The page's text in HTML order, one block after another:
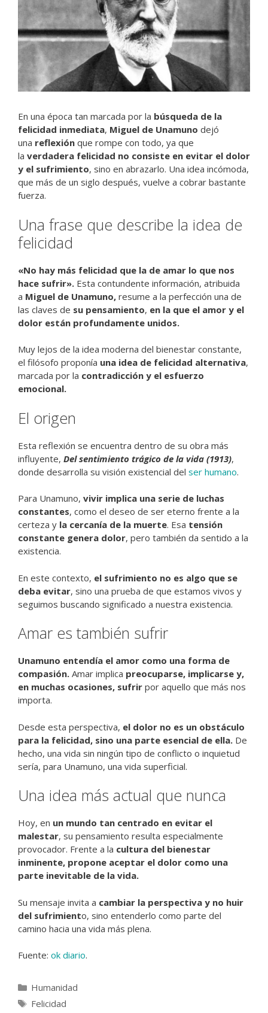
En una época tan marcada por la búsqueda de la
felicidad inmediata, Miguel de Unamuno dejó
una reflexión que rompe con todo, ya que
la verdadera felicidad no consiste en evitar el dolor
y el sufrimiento, sino en abrazarlo. Una idea incómoda,
que más de un siglo después, vuelve a cobrar bastante
fuerza.
Una frase que describe la idea de
felicidad
«No hay más felicidad que la de amar lo que nos
hace sufrir». Esta contundente información, atribuida
a Miguel de Unamuno, resume a la perfección una de
las claves de su pensamiento, en la que el amor y el
dolor están profundamente unidos.
Muy lejos de la idea moderna del bienestar constante,
el filósofo proponía una idea de felicidad alternativa,
marcada por la contradicción y el esfuerzo
emocional.
El origen
Esta reflexión se encuentra dentro de su obra más
influyente, Del sentimiento trágico de la vida (1913),
donde desarrolla su visión existencial del ser humano.
Para Unamuno, vivir implica una serie de luchas
constantes, como el deseo de ser eterno frente a la
certeza y la cercanía de la muerte. Esa tensión
constante genera dolor, pero también da sentido a la
existencia.
En este contexto, el sufrimiento no es algo que se
deba evitar, sino una prueba de que estamos vivos y
seguimos buscando significado a nuestra existencia.
Amar es también sufrir
Unamuno entendía el amor como una forma de
compasión. Amar implica preocuparse, implicarse y,
en muchas ocasiones, sufrir por aquello que más nos
importa.
Desde esta perspectiva, el dolor no es un obstáculo
para la felicidad, sino una parte esencial de ella. De
hecho, una vida sin ningún tipo de conflicto o inquietud
sería, para Unamuno, una vida superficial.
Una idea más actual que nunca
Hoy, en un mundo tan centrado en evitar el
malestar, su pensamiento resulta especialmente
provocador. Frente a la cultura del bienestar
inminente, propone aceptar el dolor como una
parte inevitable de la vida.
Su mensaje invita a cambiar la perspectiva y no huir
del sufrimiento, sino entenderlo como parte del
camino hacia una vida más plena.
Fuente: ok diario.
Categorías
Humanidad
Etiquetas
Felicidad